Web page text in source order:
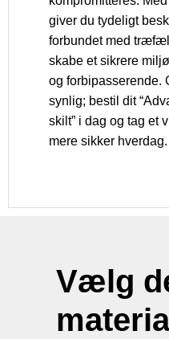
giver du tydeligt
forbundet med
skabe et sikrere
og forbipasserende.
synlig; bestil dit
skilt” i dag og tag et
mere sikker hverdag.
Vælg